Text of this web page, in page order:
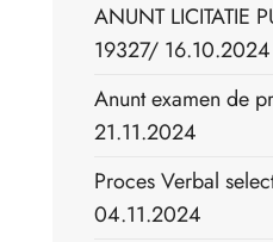
ANUNT LICITATIE
19327/ 16.10.2024
Anunt examen de
21.11.2024
Proces Verbal
04.11.2024